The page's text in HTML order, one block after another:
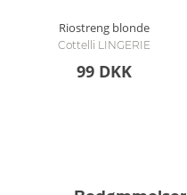
Riostreng blonde
Cottelli LINGERIE
99 DKK